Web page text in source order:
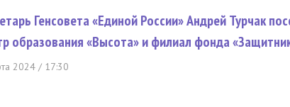
Генсовета «Единой России» Андрей Турчак
образования «Высота» и филиал фонда
2024 / 17:30